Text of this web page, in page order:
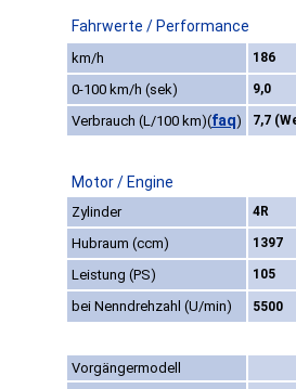
Fahrwerte / Performance
km/h 186
0-100 km/h (sek) 9,0
Verbrauch (L/100 km)(faq) 7,7
Motor / Engine
Zylinder 4R
Hubraum (ccm) 1397
Leistung (PS)
105
bei Nenndrehzahl (U/min)
5500
Vorgängermodell